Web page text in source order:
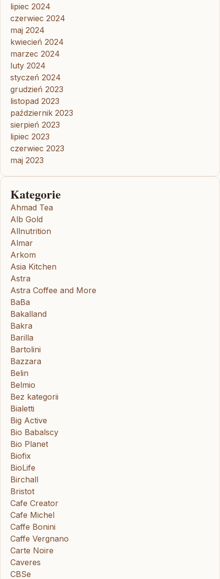
lipiec 2024
czerwiec 2024
maj 2024
kwiecień 2024
marzec 2024
luty 2024
styczeń 2024
grudzień 2023
listopad 2023
październik 2023
sierpień 2023
lipiec 2023
czerwiec 2023
maj 2023
Kategorie
Ahmad Tea
Alb Gold
Allnutrition
Almar
Arkom
Asia Kitchen
Astra
Astra Coffee and More
BaBa
Bakalland
Bakra
Barilla
Bartolini
Bazzara
Belin
Belmio
Bez kategorii
Bialetti
Big Active
Bio Babalscy
Bio Planet
Biofix
BioLife
Birchall
Bristot
Cafe Creator
Cafe Michel
Caffe Bonini
Caffe Vergnano
Carte Noire
Caveres
CBSe